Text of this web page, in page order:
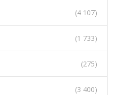
(4 107)
(1 733)
(275)
(3 400)